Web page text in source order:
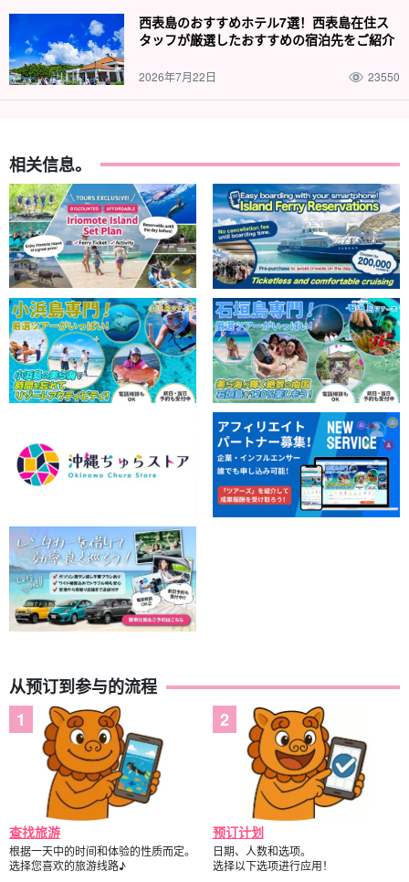
西表島のおすすめホテル7選！西表島在住ス
タッフが厳選したおすすめの宿泊先をご紹介
2026年7月22日 23550
相关信息。
从预订到参与的流程
查找旅游
根据一天中的时间和体验的性质而定。
选择您喜欢的旅游线路♪
预订计划
日期、人数和选项。
选择以下选项进行应用！